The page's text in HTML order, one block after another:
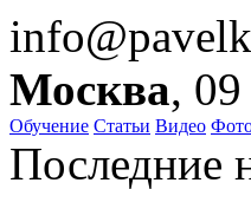
Москва,
Обучение Статьи Видео
Последние